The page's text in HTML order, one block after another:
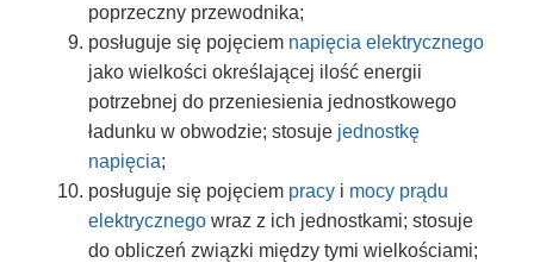
poprzeczny przewodnika;
posługuje się pojęciem napięcia elektrycznego
jako wielkości określającej ilość energii
potrzebnej do przeniesienia jednostkowego
ładunku w obwodzie; stosuje jednostkę
napięcia;
posługuje się pojęciem pracy i mocy prądu
elektrycznego wraz z ich jednostkami; stosuje
do obliczeń związki między tymi wielkościami;